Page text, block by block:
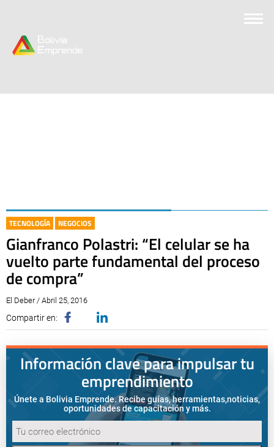
TECNOLOGÍA NEGOCIOS
Gianfranco Polastri: “El celular se ha
vuelto parte fundamental del proceso
de compra”
El Deber / Abril 25, 2016
Compartir en:
Información clave para impulsar tu
emprendimiento
Únete a Bolivia Emprende. Recibe guías, herramientas,noticias,
oportunidades de capacitación y más.